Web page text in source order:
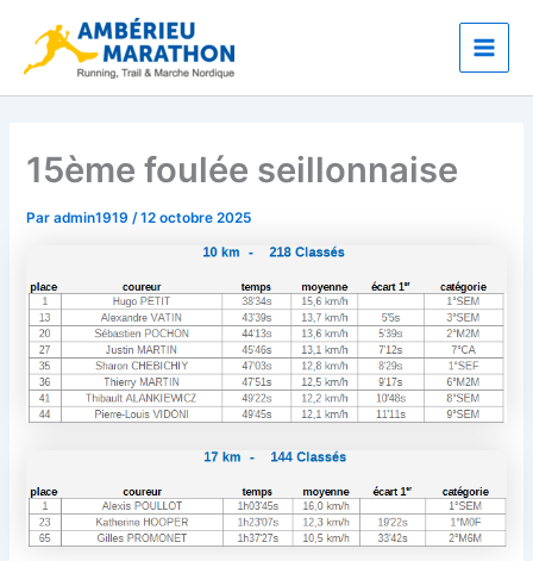
contenu
Main
15ème foulée seillonnaise
Paradmin1919/12 octobre 2025